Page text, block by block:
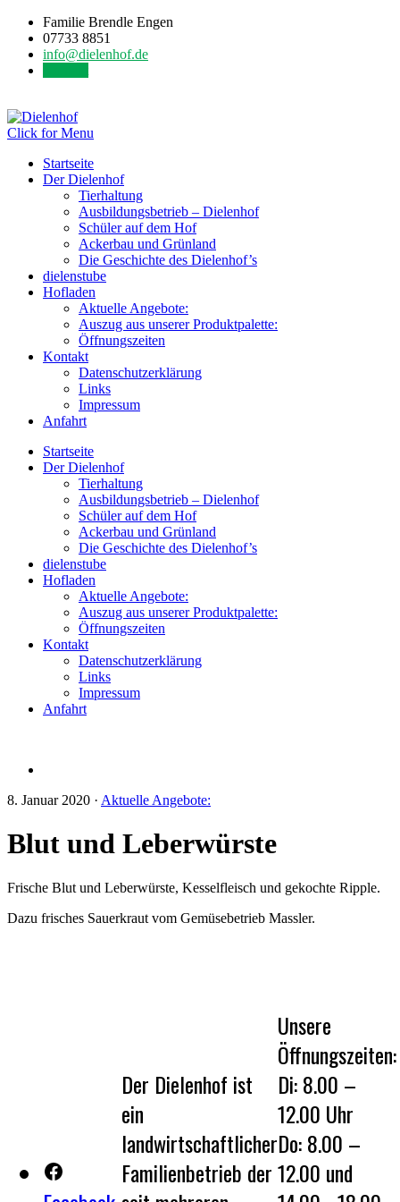
Familie Brendle Engen
07733 8851
info@dielenhof.de
Click for Menu
Startseite
Der Dielenhof
Tierhaltung
Ausbildungsbetrieb – Dielenhof
Schüler auf dem Hof
Ackerbau und Grünland
Die Geschichte des Dielenhof’s
dielenstube
Hofladen
Aktuelle Angebote:
Auszug aus unserer Produktpalette:
Öffnungszeiten
Kontakt
Datenschutzerklärung
Links
Impressum
Anfahrt
Startseite
Der Dielenhof
Tierhaltung
Ausbildungsbetrieb – Dielenhof
Schüler auf dem Hof
Ackerbau und Grünland
Die Geschichte des Dielenhof’s
dielenstube
Hofladen
Aktuelle Angebote:
Auszug aus unserer Produktpalette:
Öffnungszeiten
Kontakt
Datenschutzerklärung
Links
Impressum
Anfahrt
8. Januar 2020 · Aktuelle Angebote:
Blut und Leberwürste
Frische Blut und Leberwürste, Kesselfleisch und gekochte Ripple.
Dazu frisches Sauerkraut vom Gemüsebetrieb Massler.
Der Dielenhof ist
ein
landwirtschaftlicher
Familienbetrieb der
Unsere
Öffnungszeiten:
Di: 8.00 –
12.00 Uhr
Do: 8.00 –
12.00 und